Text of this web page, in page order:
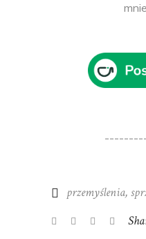
przemyślenia,